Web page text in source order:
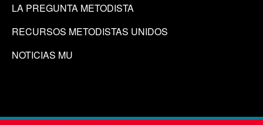
LA PREGUNTA METODISTA
RECURSOS METODISTAS UNIDOS
NOTICIAS MU